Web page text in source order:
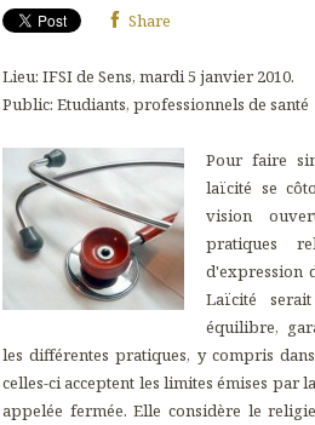
Share
Lieu: IFSI de Sens, mardi 5 janvier 2010.
Public: Etudiants, professionnels de santé
Pour faire
laïcité se
vision
pratiques
d'expression
Laïcité
équilibre,
les différentes pratiques, y compris
celles-ci acceptent les limites émises par
appelée fermée. Elle considère le